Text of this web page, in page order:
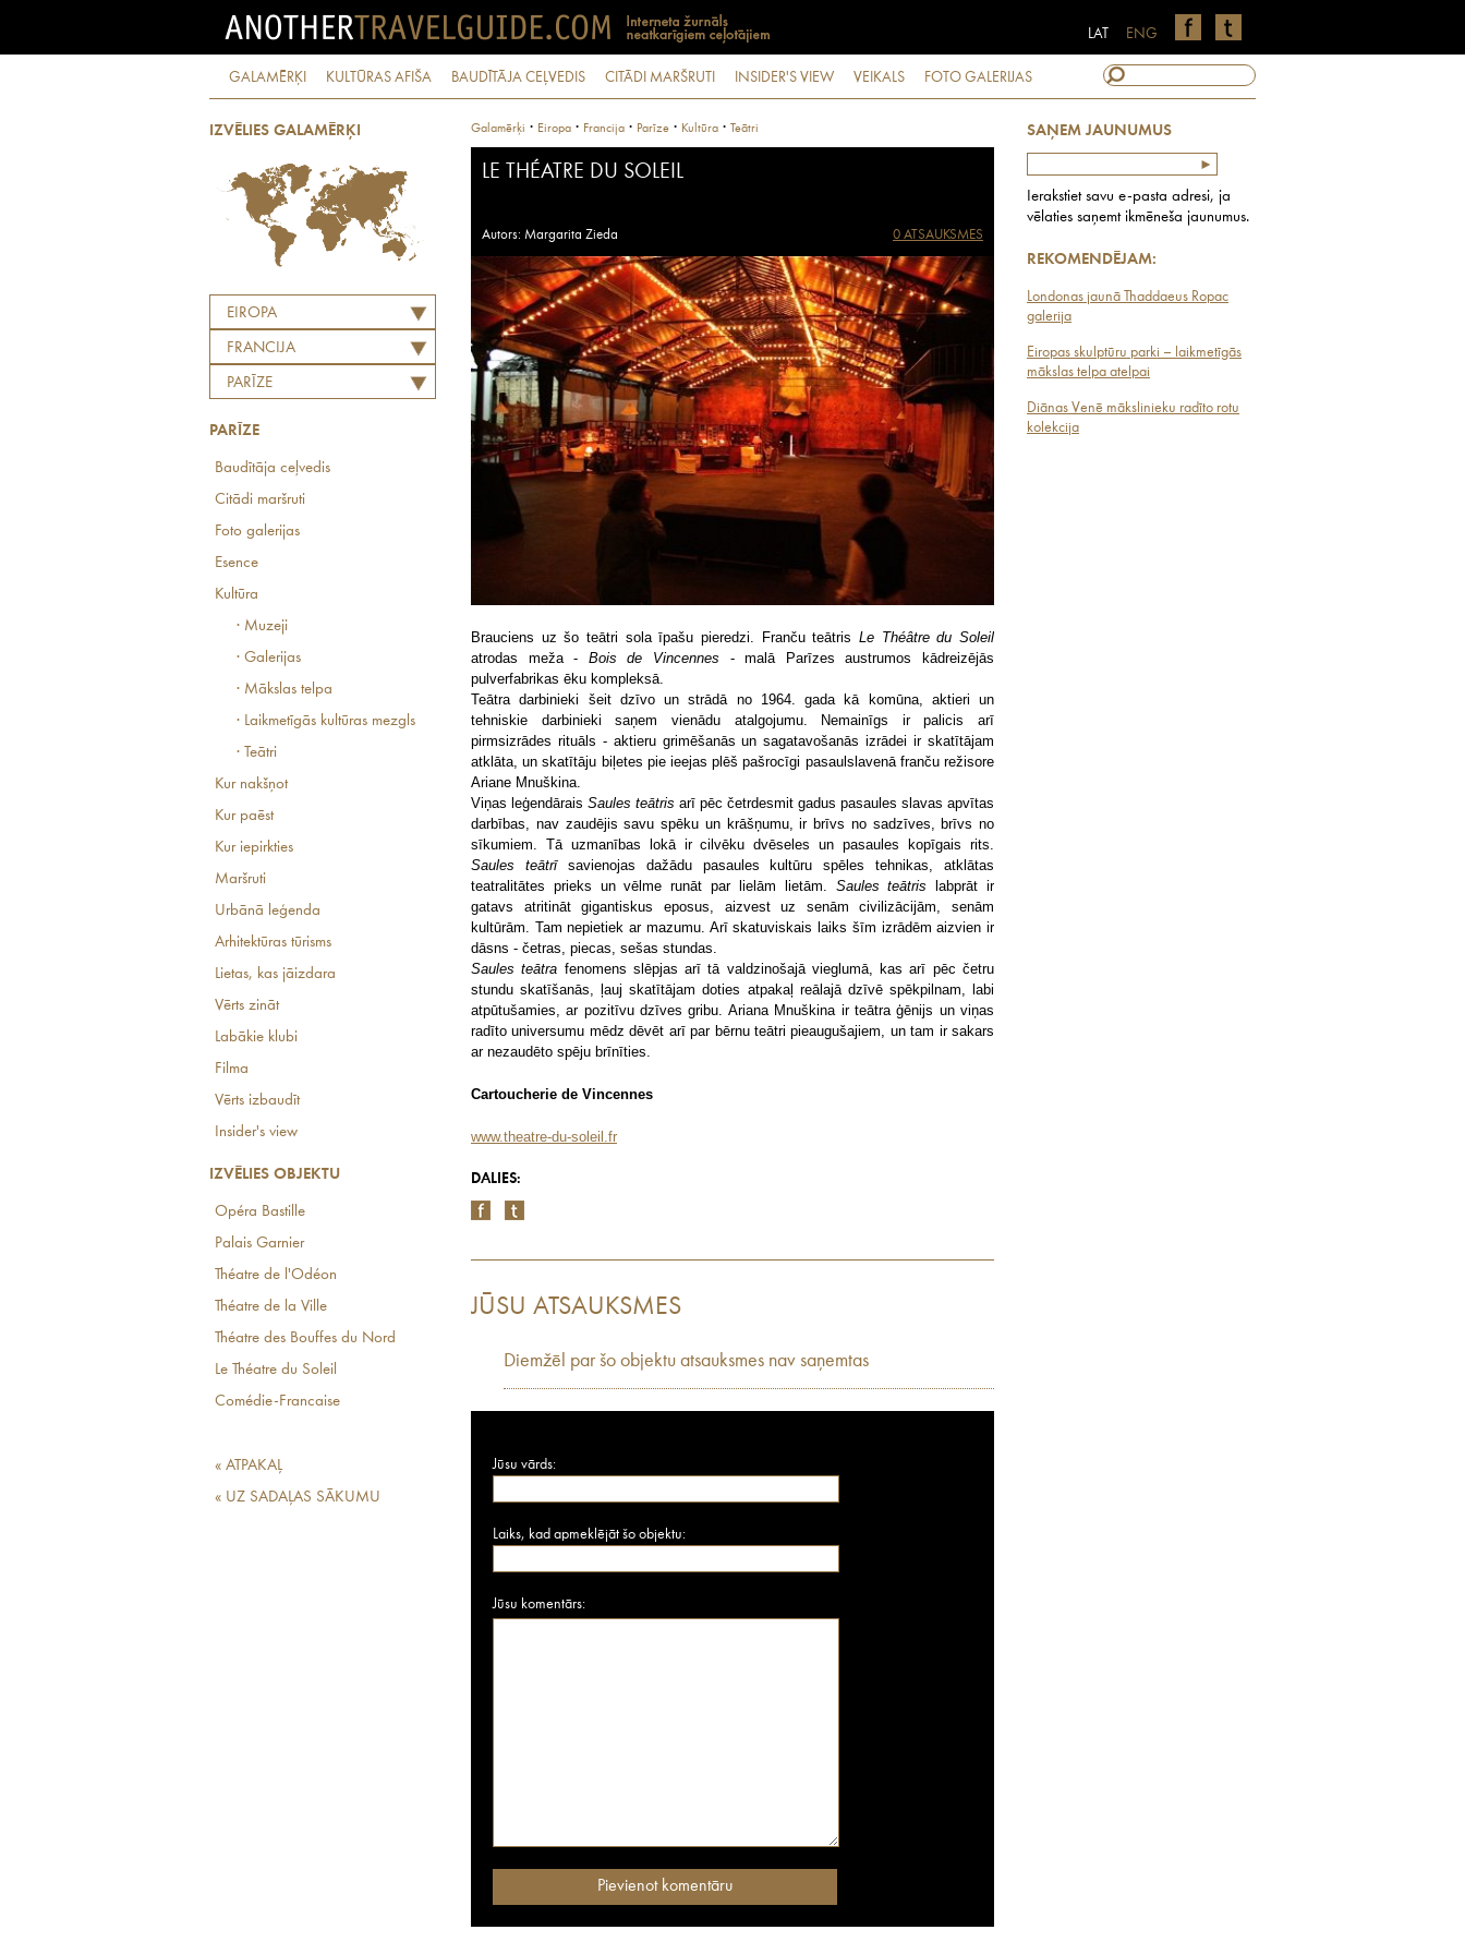
ENG
LAT
GALAMĒRĶI KULTŪRAS AFIŠA BAUDĪTĀJA CEĻVEDIS CITĀDI MARŠRUTI INSIDER'S VIEW VEIKALS FOTO GALERIJAS
IZVĒLIES GALAMĒRĶI
EIROPA
FRANCIJA
PARĪZE
PARĪZE
Baudītāja ceļvedis
Citādi maršruti
Foto galerijas
Esence
Kultūra
· Muzeji
· Galerijas
· Mākslas telpa
· Laikmetīgās kultūras mezgls
· Teātri
Kur nakšņot
Kur paēst
Kur iepirkties
Maršruti
Urbānā leģenda
Arhitektūras tūrisms
Lietas, kas jāizdara
Vērts zināt
Labākie klubi
Filma
Vērts izbaudīt
Insider's view
IZVĒLIES OBJEKTU
Opéra Bastille
Palais Garnier
Théatre de l'Odéon
Théatre de la Ville
Théatre des Bouffes du Nord
Le Théatre du Soleil
Comédie-Francaise
« ATPAKAĻ
« UZ SADAĻAS SĀKUMU
SAŅEM JAUNUMUS
Ierakstiet savu e-pasta adresi, ja
vēlaties saņemt ikmēneša jaunumus.
REKOMENDĒJAM:
Londonas jaunā Thaddaeus Ropac
galerija
Eiropas skulptūru parki – laikmetīgās
mākslas telpa atelpai
Diānas Venē mākslinieku radīto rotu
kolekcija
Galamērķi · Eiropa · Francija · Parīze · Kultūra · Teātri
LE THÉATRE DU SOLEIL
Autors: Margarita Zieda 0 ATSAUKSMES
Brauciens uz šo teātri sola īpašu pieredzi. Franču teātris Le Théâtre du Soleil
atrodas meža - Bois de Vincennes - malā Parīzes austrumos kādreizējās
pulverfabrikas ēku kompleksā.
Teātra darbinieki šeit dzīvo un strādā no 1964. gada kā komūna, aktieri un
tehniskie darbinieki saņem vienādu atalgojumu. Nemainīgs ir palicis arī
pirmsizrādes rituāls - aktieru grimēšanās un sagatavošanās izrādei ir skatītājam
atklāta, un skatītāju biļetes pie ieejas plēš pašrocīgi pasaulslavenā franču režisore
Ariane Mnuškina.
Viņas leģendārais Saules teātris arī pēc četrdesmit gadus pasaules slavas apvītas
darbības, nav zaudējis savu spēku un krāšņumu, ir brīvs no sadzīves, brīvs no
sīkumiem. Tā uzmanības lokā ir cilvēku dvēseles un pasaules kopīgais rits.
Saules teātrīsavienojas dažādu pasaules kultūru spēles tehnikas, atklātas
teatralitātes prieks un vēlme runāt par lielām lietām. Saules teātris labprāt ir
gatavs atritināt gigantiskus eposus, aizvest uz senām civilizācijām, senām
kultūrām. Tam nepietiek ar mazumu. Arī skatuviskais laiks šīm izrādēm aizvien ir
dāsns - četras, piecas, sešas stundas.
Saules teātra fenomens slēpjas arī tā valdzinošajā vieglumā, kas arī pēc četru
stundu skatīšanās, ļauj skatītājam doties atpakaļ reālajā dzīvē spēkpilnam, labi
atpūtušamies, ar pozitīvu dzīves gribu. Ariana Mnuškina ir teātra ģēnijs un viņas
radīto universumu mēdz dēvēt arī par bērnu teātri pieaugušajiem, un tam ir sakars
ar nezaudēto spēju brīnīties.
Cartoucherie de Vincennes
www.theatre-du-soleil.fr
DALIES:
JŪSU ATSAUKSMES
Diemžēl par šo objektu atsauksmes nav saņemtas
Jūsu vārds:
Laiks, kad apmeklējāt šo objektu:
Jūsu komentārs: